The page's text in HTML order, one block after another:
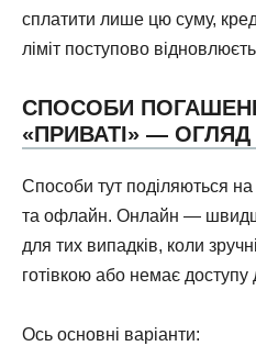
сплатити лише цю суму,
ліміт поступово
СПОСОБИ
«ПРИВАТІ» — ОГЛЯД
Способи тут поділяються на
та офлайн. Онлайн —
для тих випадків, коли
готівкою або немає доступу
Ось основні варіанти: